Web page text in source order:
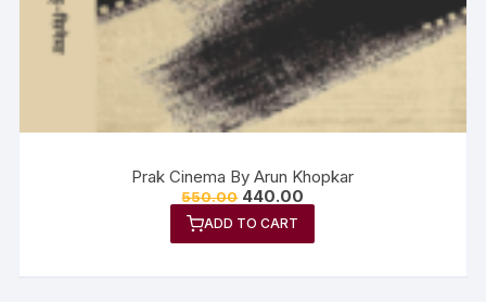
Prak Cinema By Arun Khopkar
550.00 440.00
ADD TO CART